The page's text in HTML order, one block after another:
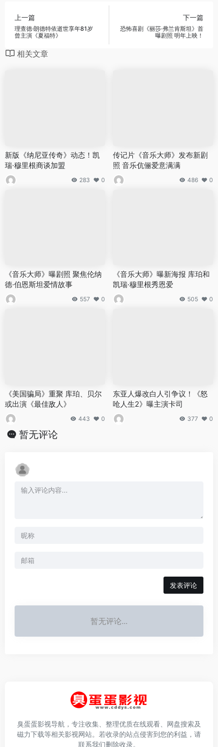
上一篇
理查德·朗德特依逝世享年81岁
曾主演《夏福特》
下一篇
恐怖喜剧《丽莎·弗兰肯斯坦》首
曝剧照 明年上映！
相关文章
新版《纳尼亚传奇》动态！凯
瑞·穆里根商谈加盟
283 0
传记片《音乐大师》发布新剧
照 音乐伉俪爱意满满
486 0
《音乐大师》曝剧照 聚焦伦纳
德·伯恩斯坦爱情故事
557 0
《音乐大师》曝新海报 库珀和
凯瑞·穆里根秀恩爱
505 0
《美国骗局》重聚 库珀、贝尔
或出演《最佳敌人》
443 0
东亚人爆改白人引争议！《怒
呛人生2》曝主演卡司
377 0
暂无评论
发表评论
暂无评论...
臭蛋蛋影视导航，专注收集、整理优质在线观看、网盘搜索及
磁力下载等相关影视网站。若收录的站点侵害到您的利益，请
联系我们删除收录。